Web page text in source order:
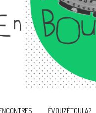
ÉVOUZÉTOULA?